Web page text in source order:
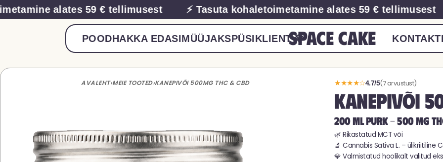
alates 59 € tellimusest ⚡ Tasuta kohaletoimetamine alates 59 € tellimusest
POODHAKKA EDASIMÜÜJAKSPÜSIKLIENT 💎Space Cake KONTAKT
AVALEHT›MEIE TOOTED›KANEPIVÕI 500MG THC & CBD ★★★★☆4.7/5(7 arvustust)
KANEPIVÕI
200 ML PURK - 500 MG
🌿 Rikastatud MCT või
🔬 Cannabis Sativa L. – ülikriitiline
💎 Valmistatud hoolikalt valitud